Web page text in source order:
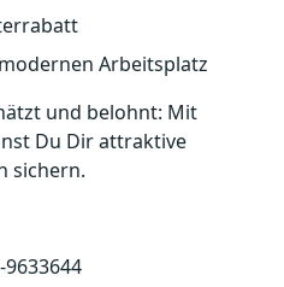
Arbeitsplatz
und belohnt: Mit
Du Dir attraktive
sichern.